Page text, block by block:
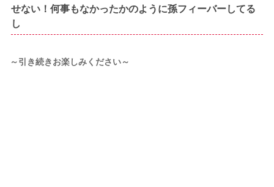
せない！何事もなかったかのように孫フィーバーしてる
し
～引き続きお楽しみください～